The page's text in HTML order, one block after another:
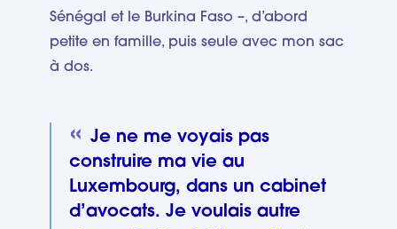
Sénégal et le Burkina Faso –, d’abord
petite en famille, puis seule avec mon sac
à dos.
Je ne me voyais pas
construire ma vie au
Luxembourg, dans un cabinet
d’avocats. Je voulais autre